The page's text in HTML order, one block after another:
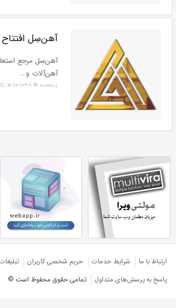
فروش وب‌سایت آهن‌سِل
وب‌سایت آهن‌سِل به همراه
می‌شود...
شنبه 📆 28/12/1400 🕗 12:57
آهن‌سِل افتتاح شد
آهن‌سِل مرجع استعلام، خرید و
آهن‌آلات و...
ارتباط با ما شرایط خدمات حريم شخصی كاربران
پاسخ به پرسش‌های متداول
تمامی حقوق محفوظ است ©